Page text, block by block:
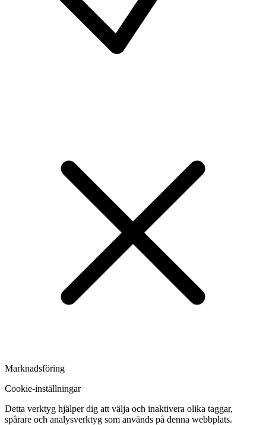
Marknadsföring
Cookie-inställningar
Detta verktyg hjälper dig att välja och inaktivera olika taggar,
spårare och analysverktyg som används på denna webbplats.